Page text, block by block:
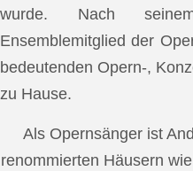
wurde. Nach
Ensemblemitglied der
bedeutenden Opern-,
zu Hause.
Als Opernsänger ist
renommierten Häusern